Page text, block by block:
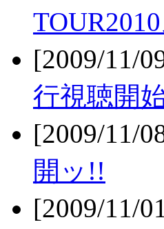
[2009/11/
行視聴開
[2009/11/
開ッ!!
[2009/11/